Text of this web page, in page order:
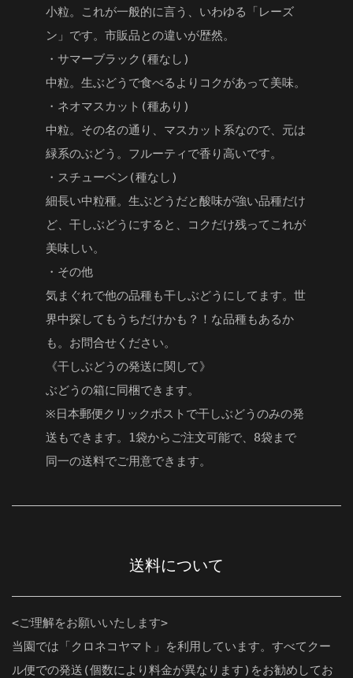
小粒。これが一般的に言う、いわゆる「レーズ
ン」です。市販品との違いが歴然。
・サマーブラック(種なし)
中粒。生ぶどうで食べるよりコクがあって美味。
・ネオマスカット(種あり)
中粒。その名の通り、マスカット系なので、元は
緑系のぶどう。フルーティで香り高いです。
・スチューベン(種なし)
細長い中粒種。生ぶどうだと酸味が強い品種だけ
ど、干しぶどうにすると、コクだけ残ってこれが
美味しい。
・その他
気まぐれで他の品種も干しぶどうにしてます。世
界中探してもうちだけかも？！な品種もあるか
も。お問合せください。
《干しぶどうの発送に関して》
ぶどうの箱に同梱できます。
※日本郵便クリックポストで干しぶどうのみの発
送もできます。1袋からご注文可能で、8袋まで
同一の送料でご用意できます。
送料について
<ご理解をお願いいたします>
当園では「クロネコヤマト」を利用しています。すべてクー
ル便での発送(個数により料金が異なります)をお勧めしてお